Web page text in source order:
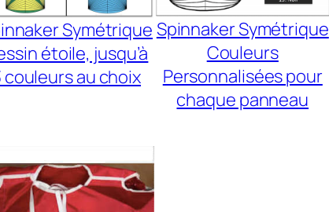
Symétrique
étoile, jusqu’à
couleurs au choix
Spinnaker Symétrique
Couleurs
Personnalisées pour
chaque panneau